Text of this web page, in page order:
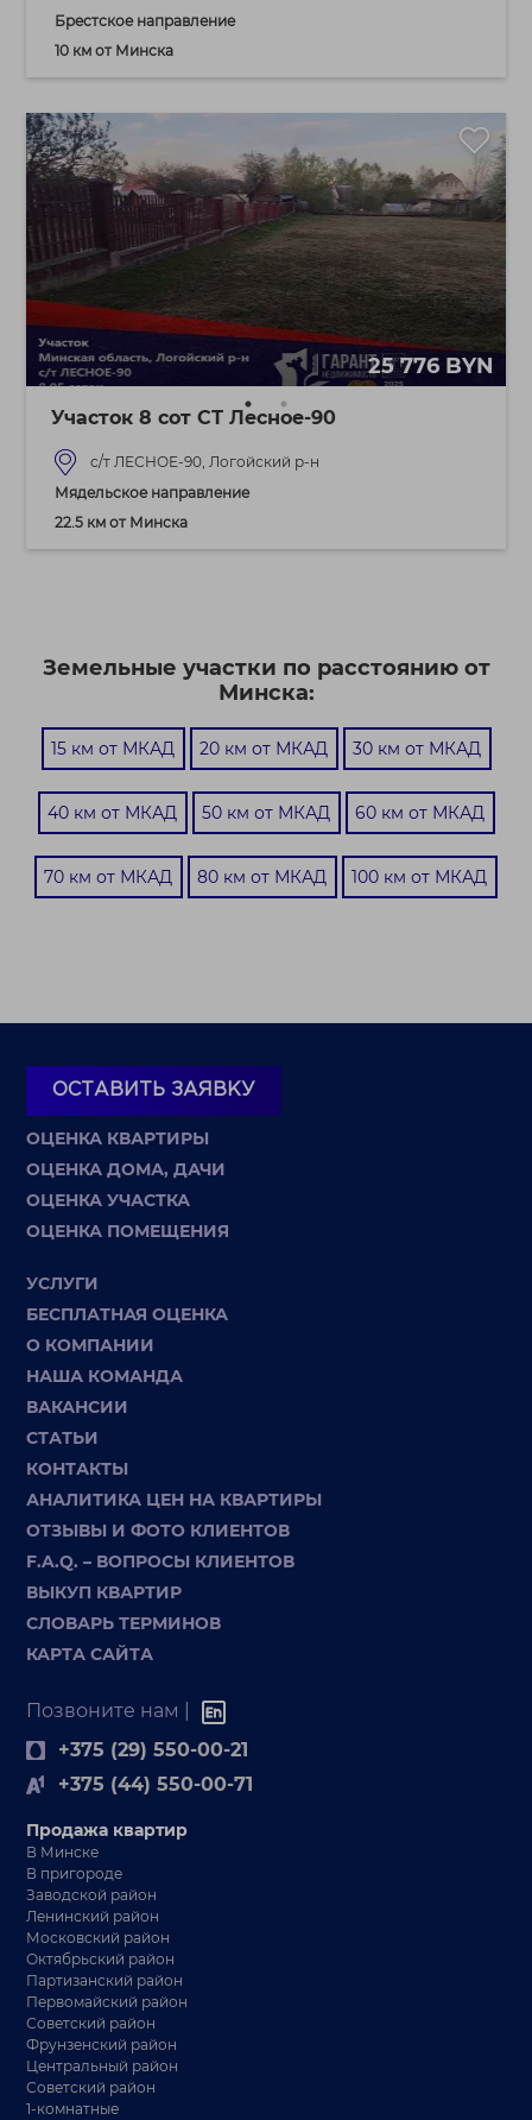
Брестское направление
10 км от Минска
25 776 BYN
Участок 8 сот СТ Лесное-90
с/т ЛЕСНОЕ-90, Логойский р-н
Мядельское направление
22.5 км от Минска
Земельные участки по расстоянию от
Минска:
15 км от МКАД 20 км от МКАД 30 км от МКАД
40 км от МКАД 50 км от МКАД 60 км от МКАД
70 км от МКАД 80 км от МКАД 100 км от МКАД
ОСТАВИТЬ ЗАЯВКУ
ОЦЕНКА КВАРТИРЫ
ОЦЕНКА ДОМА, ДАЧИ
ОЦЕНКА УЧАСТКА
ОЦЕНКА ПОМЕЩЕНИЯ
УСЛУГИ
БЕСПЛАТНАЯ ОЦЕНКА
О КОМПАНИИ
НАША КОМАНДА
ВАКАНСИИ
СТАТЬИ
КОНТАКТЫ
АНАЛИТИКА ЦЕН НА КВАРТИРЫ
ОТЗЫВЫ И ФОТО КЛИЕНТОВ
F.A.Q. – ВОПРОСЫ КЛИЕНТОВ
ВЫКУП КВАРТИР
СЛОВАРЬ ТЕРМИНОВ
КАРТА САЙТА
Позвоните нам |
+375 (29) 550-00-21
+375 (44) 550-00-71
Продажа квартир
В Минске
В пригороде
Заводской район
Ленинский район
Московский район
Октябрьский район
Партизанский район
Первомайский район
Советский район
Фрунзенский район
Центральный район
Советский район
1-комнатные